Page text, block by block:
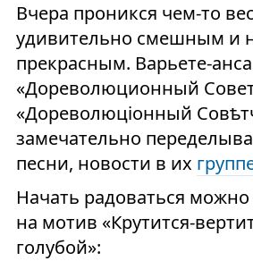
Вчера проникся чем-то
удивительно смешным и
прекрасным. Варьете-
«Дореволюционный
«Дореволюціонный
замечательно
песни, новости в их
Начать радоваться
на мотив «Крутится-
голубой»: